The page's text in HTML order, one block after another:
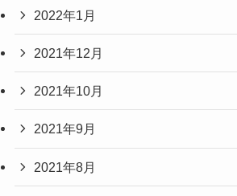
2022年1月
2021年12月
2021年10月
2021年9月
2021年8月